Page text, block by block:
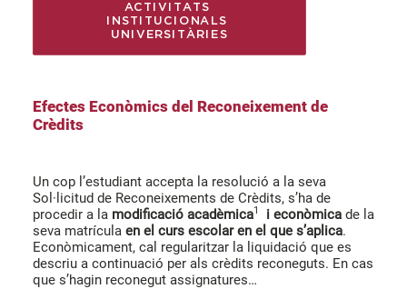
ACTIVITATS
INSTITUCIONALS
UNIVERSITÀRIES
Efectes Econòmics del Reconeixement de
Crèdits
Un cop l’estudiant accepta la resolució a la seva
Sol·licitud de Reconeixements de Crèdits, s’ha de
procedir a la modificació acadèmica1 i econòmica de la
seva matrícula en el curs escolar en el que s’aplica.
Econòmicament, cal regularitzar la liquidació que es
descriu a continuació per als crèdits reconeguts. En cas
que s’hagin reconegut assignatures…